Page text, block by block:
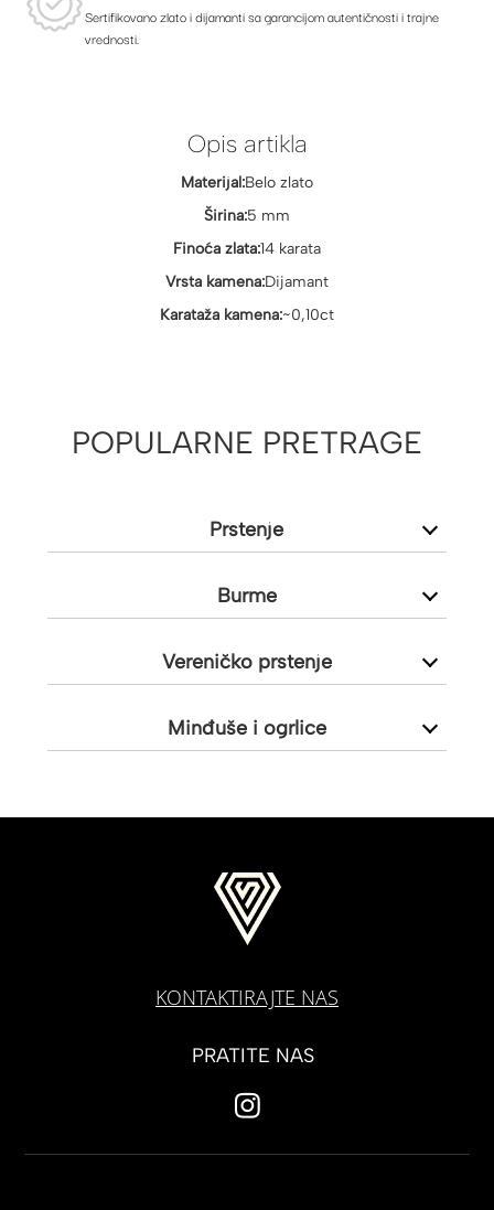
Sertifikovano zlato i dijamanti sa garancijom autentičnosti i trajne
vrednosti.
Opis artikla
Materijal:Belo zlato
Širina:5 mm
Finoća zlata:14 karata
Vrsta kamena:Dijamant
Karataža kamena:~0,10ct
POPULARNE PRETRAGE
Prstenje
Burme
Vereničko prstenje
Minđuše i ogrlice
KONTAKTIRAJTE NAS
PRATITE NAS